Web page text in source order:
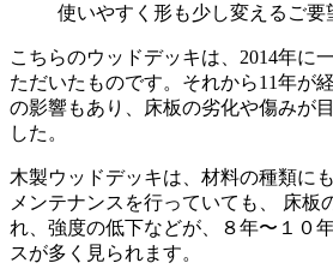
使いやすく形も少し変えるご要
こちらのウッドデッキは、2014年に
ただいたものです。それから11年が
の影響もあり、床板の劣化や傷みが
した。
木製ウッドデッキは、材料の種類に
メンテナンスを行っていても、 床板
れ、強度の低下などが、８年〜１０
スが多く見られます。